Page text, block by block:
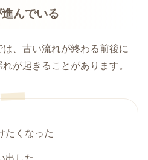
んでいる
、古い流れが終わる前後に
が起きることがあります。
たくなった